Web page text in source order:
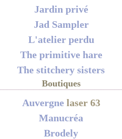
Jardin privé
Jad Sampler
L'atelier perdu
The primitive hare
The stitchery sisters
Boutiques
Auvergne laser 63
Manucréa
Brodely